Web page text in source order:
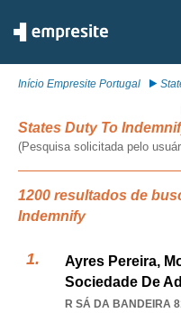
Início Empresite Portugal
States Duty To
(Pesquisa solicitada pelo
1200 resultados de
Indemnify
Ayres Pereira,
Sociedade De
R SÁ DA BANDEIRA